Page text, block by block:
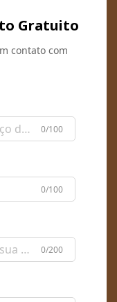
Gratuito
contato com
0/100
0/100
0/200